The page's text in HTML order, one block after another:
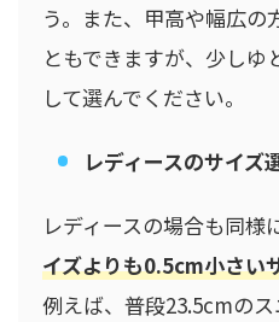
う。また、甲高や幅広の
ともできますが、少し
して選んでください。
レディースのサイズ
レディースの場合も同様に
イズよりも0.5cm小さい
例えば、普段23.5cmの